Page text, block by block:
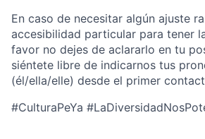
En caso de necesitar algún ajuste
accesibilidad particular para tener
favor no dejes de aclararlo en tu
siéntete libre de indicarnos tus
(él/ella/elle) desde el primer
#CulturaPeYa